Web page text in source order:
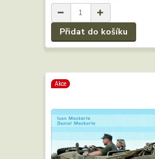
Přidat do košíku
Akce